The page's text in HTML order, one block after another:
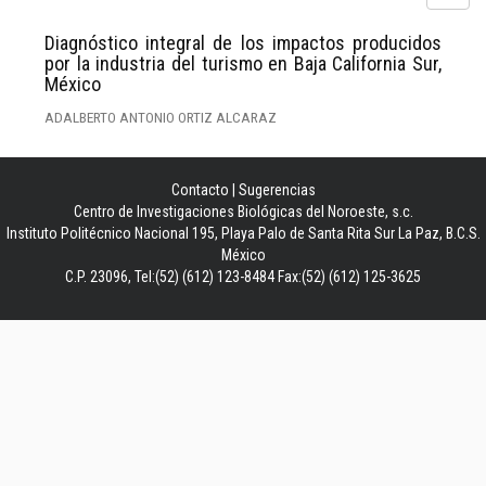
Diagnóstico integral de los impactos producidos
por la industria del turismo en Baja California Sur,
México
ADALBERTO ANTONIO ORTIZ ALCARAZ
Contacto
Sugerencias
Centro de Investigaciones Biológicas del Noroeste, s.c.
Instituto Politécnico Nacional 195, Playa Palo de Santa Rita Sur La Paz, B.C.S.
México
C.P. 23096, Tel:(52) (612) 123-8484 Fax:(52) (612) 125-3625